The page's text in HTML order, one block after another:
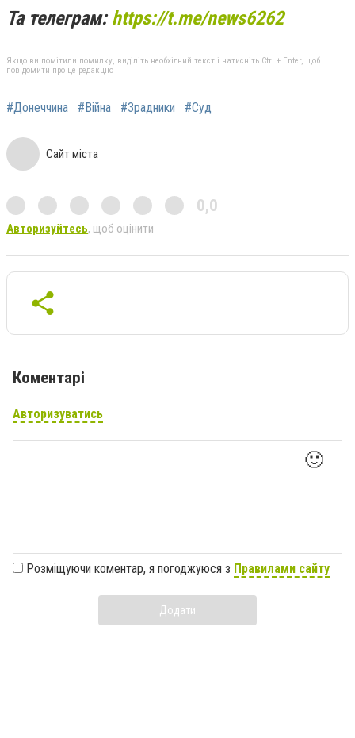
Та телеграм:https://t.me/news6262
Якщо ви помітили помилку, виділіть необхідний текст і натисніть Ctrl + Enter, щоб
повідомити про це редакцію
#Донеччина #Війна #Зрадники #Суд
Сайт міста
0,0
Авторизуйтесь, щоб оцінити
Коментарі
Авторизуватись
🙂
Розміщуючи коментар, я погоджуюся з Правилами сайту
Додати